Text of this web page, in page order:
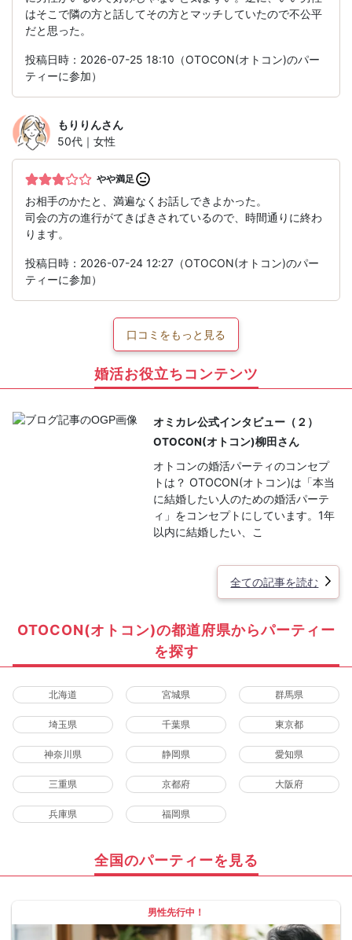
はそこで隣の方と話してその方とマッチしていたので不公平
だと思った。
投稿日時：2026-07-25 18:10（OTOCON(オトコン)のパー
ティーに参加）
もりりんさん
50代｜女性
やや満足
お相手のかたと、満遍なくお話しできよかった。
司会の方の進行がてきぱきされているので、時間通りに終わ
ります。
投稿日時：2026-07-24 12:27（OTOCON(オトコン)のパー
ティーに参加）
口コミをもっと見る
婚活お役立ちコンテンツ
オミカレ公式インタビュー（２）
OTOCON(オトコン)柳田さん
オトコンの婚活パーティのコンセプ
トは？ OTOCON(オトコン)は「本当
に結婚したい人のための婚活パーテ
ィ」をコンセプトにしています。1年
以内に結婚したい、こ
全ての記事を読む
OTOCON(オトコン)の都道府県からパーティー
を探す
北海道 宮城県 群馬県
埼玉県 千葉県 東京都
神奈川県 静岡県 愛知県
三重県 京都府 大阪府
兵庫県 福岡県
全国のパーティーを見る
男性先行中！